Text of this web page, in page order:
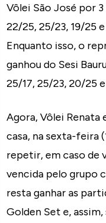
Vôlei São José por
22/25, 25/23, 19/25
Enquanto isso, o
ganhou do Sesi
25/17, 25/23, 20/25
Agora, Vôlei Renata
casa, na sexta-feira
repetir, em caso de
vencida pelo grupo
resta ganhar as
Golden Set e,